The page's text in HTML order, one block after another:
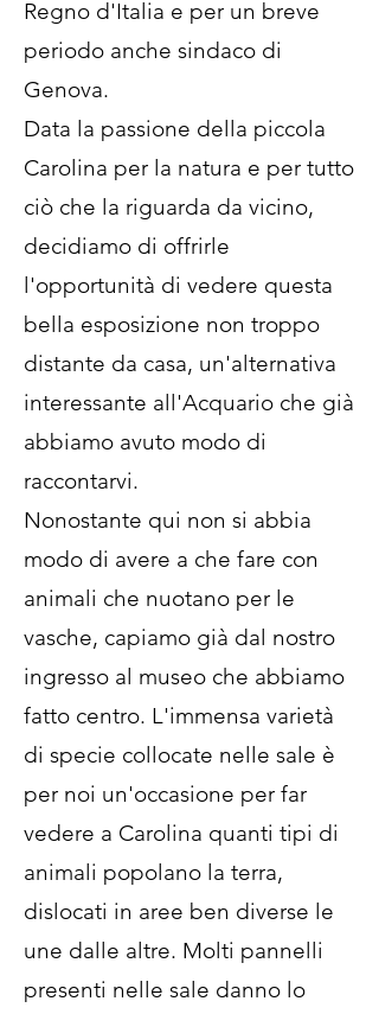
Regno d'Italia e per un breve
periodo anche sindaco di
Genova.
Data la passione della piccola
Carolina per la natura e per tutto
ciò che la riguarda da vicino,
decidiamo di offrirle
l'opportunità di vedere questa
bella esposizione non troppo
distante da casa, un'alternativa
interessante all'Acquario che già
abbiamo avuto modo di
raccontarvi.
Nonostante qui non si abbia
modo di avere a che fare con
animali che nuotano per le
vasche, capiamo già dal nostro
ingresso al museo che abbiamo
fatto centro. L'immensa varietà
di specie collocate nelle sale è
per noi un'occasione per far
vedere a Carolina quanti tipi di
animali popolano la terra,
dislocati in aree ben diverse le
une dalle altre. Molti pannelli
presenti nelle sale danno lo